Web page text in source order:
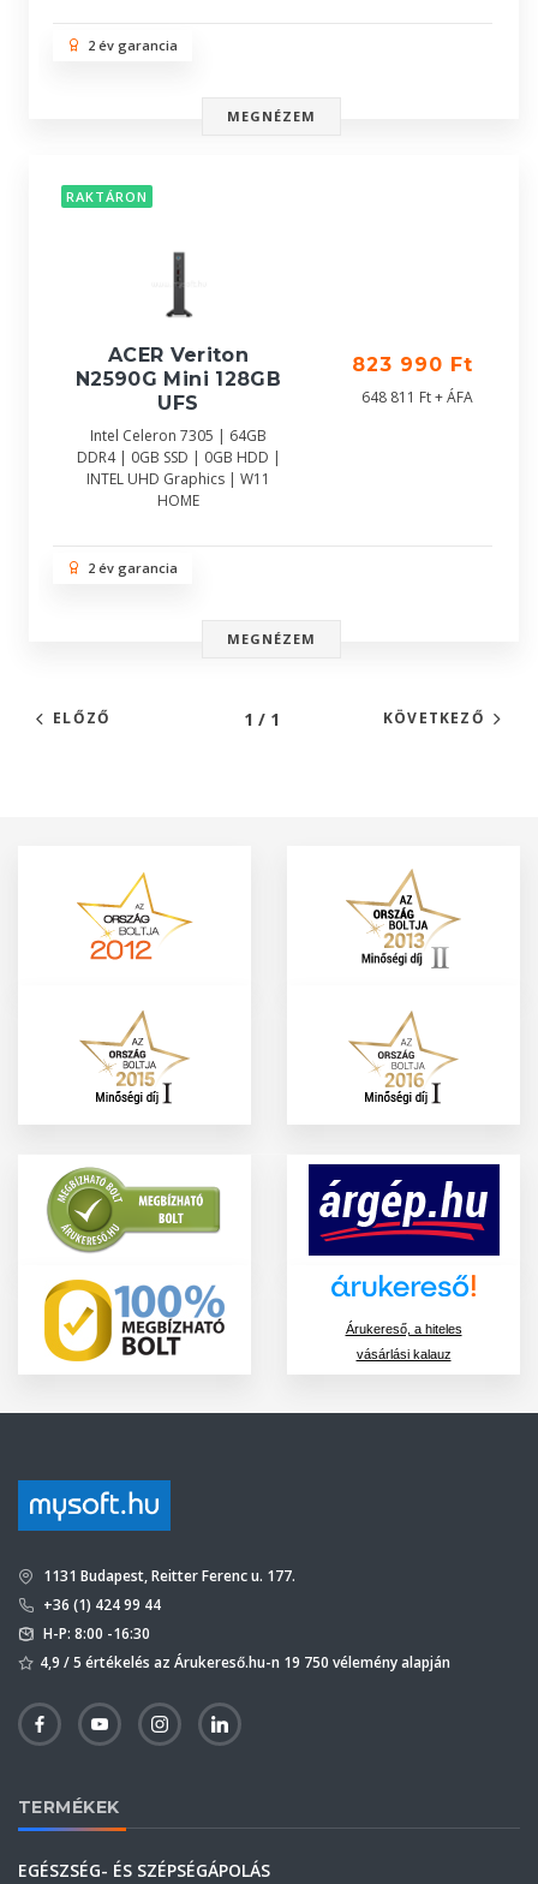
2 év garancia
MEGNÉZEM
RAKTÁRON
ACER Veriton
N2590G Mini 128GB
UFS
Intel Celeron 7305 | 64GB
DDR4 | 0GB SSD | 0GB HDD |
INTEL UHD Graphics | W11
HOME
823 990 Ft
648 811 Ft + ÁFA
2 év garancia
MEGNÉZEM
ELŐZŐ 1 / 1 KÖVETKEZŐ
Árukereső, a hiteles
vásárlási kalauz
1131 Budapest, Reitter Ferenc u. 177.
+36 (1) 424 99 44
H-P: 8:00 -16:30
4,9 / 5 értékelés az Árukereső.hu-n 19 750 vélemény alapján
TERMÉKEK
EGÉSZSÉG- ÉS SZÉPSÉGÁPOLÁS